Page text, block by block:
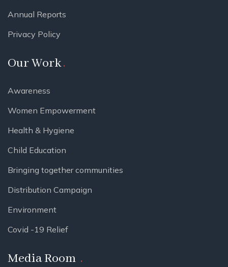
Annual Reports
Privacy Policy
Our Work
Awareness
Women Empowerment
Health & Hygiene
Child Education
Bringing together communities
Distribution Campaign
Environment
Covid -19 Relief
Media Room